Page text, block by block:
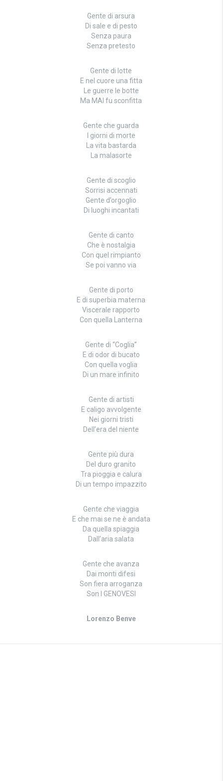
Gente di arsura
Di sale e di pesto
Senza paura
Senza pretesto
Gente di lotte
E nel cuore una fitta
Le guerre le botte
Ma MAI fu sconfitta
Gente che guarda
I giorni di morte
La vita bastarda
La malasorte
Gente di scoglio
Sorrisi accennati
Gente d’orgoglio
Di luoghi incantati
Gente di canto
Che è nostalgia
Con quel rimpianto
Se poi vanno via
Gente di porto
E di superbia materna
Viscerale rapporto
Con quella Lanterna
Gente di “Coglia”
E di odor di bucato
Con quella voglia
Di un mare infinito
Gente di artisti
E caligo avvolgente
Nei giorni tristi
Dell’era del niente
Gente più dura
Del duro granito
Tra pioggia e calura
Di un tempo impazzito
Gente che viaggia
E che mai se ne è andata
Da quella spiaggia
Dall’aria salata
Gente che avanza
Dai monti difesi
Son fiera arroganza
Son I GENOVESI
Lorenzo Benve